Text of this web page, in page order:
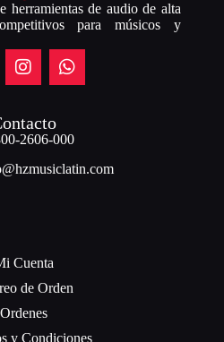
de audio de alta
para músicos y
2606-000
Cuenta
de Orden
Ordenes
y Condiciones